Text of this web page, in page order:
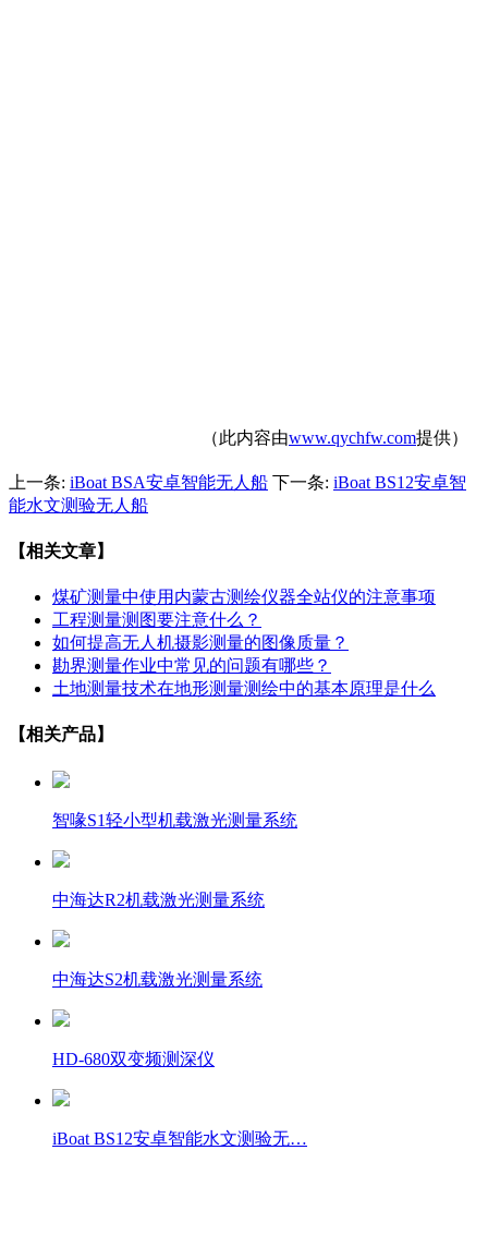
（此内容由www.qychfw.com提供）
上一条: iBoat BSA安卓智能无人船 下一条: iBoat BS12安卓智
能水文测验无人船
【相关文章】
煤矿测量中使用内蒙古测绘仪器全站仪的注意事项
工程测量测图要注意什么？
如何提高无人机摄影测量的图像质量？
勘界测量作业中常见的问题有哪些？
土地测量技术在地形测量测绘中的基本原理是什么
【相关产品】
智喙S1轻小型机载激光测量系统
中海达R2机载激光测量系统
中海达S2机载激光测量系统
HD-680双变频测深仪
iBoat BS12安卓智能水文测验无…